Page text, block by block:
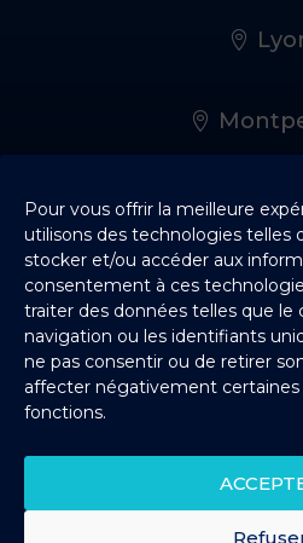
Pour vous offrir la meilleure
utilisons des technologies telles
stocker et/ou accéder aux
consentement à ces
traiter des données telles que
navigation ou les identifiants
ne pas consentir ou de retirer
affecter négativement
fonctions.